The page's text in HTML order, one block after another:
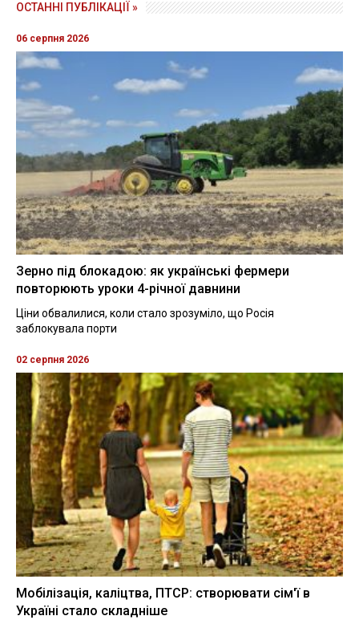
ОСТАННІ ПУБЛІКАЦІЇ »
06 серпня 2026
Зерно під блокадою: як українські фермери
повторюють уроки 4-річної давнини
Ціни обвалилися, коли стало зрозуміло, що Росія
заблокувала порти
02 серпня 2026
Мобілізація, каліцтва, ПТСР: створювати сім'ї в
Україні стало складніше